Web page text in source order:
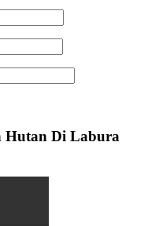
Hutan Di Labura